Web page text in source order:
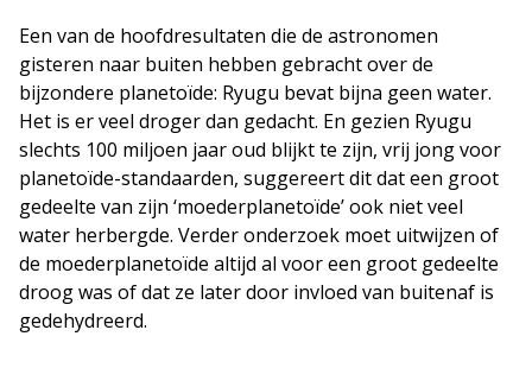
Een van de hoofdresultaten die de astronomen
gisteren naar buiten hebben gebracht over de
bijzondere planetoïde: Ryugu bevat bijna geen water.
Het is er veel droger dan gedacht. En gezien Ryugu
slechts 100 miljoen jaar oud blijkt te zijn, vrij jong voor
planetoïde-standaarden, suggereert dit dat een groot
gedeelte van zijn ‘moederplanetoïde’ ook niet veel
water herbergde. Verder onderzoek moet uitwijzen of
de moederplanetoïde altijd al voor een groot gedeelte
droog was of dat ze later door invloed van buitenaf is
gedehydreerd.